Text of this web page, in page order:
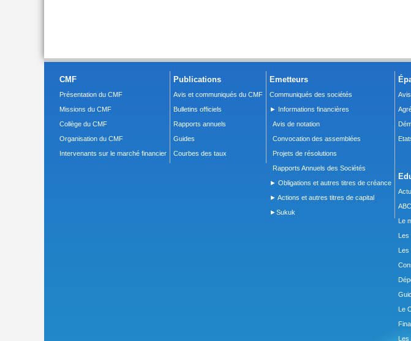
CMF
Présentation du CMF
Missions du CMF
Collège du CMF
Organisation du CMF
Intervenants sur le marché financier
Publications
Avis et communiqués du CMF
Bulletins officiels
Rapports annuels
Guides
Courbes des taux
Emetteurs
Communiqués des sociétés
► Informations financières
Avis de notation
Convocation des assemblées
Projets de résolutions
Rapports Annuels des Sociétés
► Obligations et autres titres de créance
► Actions et autres titres de capital
►Sukuk
Le
Les
Les
Le
Les